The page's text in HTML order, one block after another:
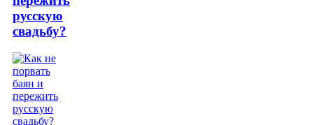
русскую
свадьбу?